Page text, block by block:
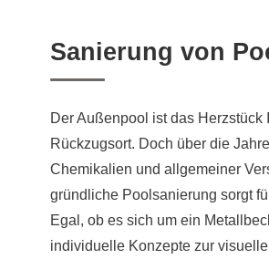
Sanierung von
Der Außenpool ist das
Rückzugsort. Doch über die
Chemikalien und allgemeiner
gründliche Poolsanierung sorgt
Egal, ob es sich um ein
individuelle Konzepte zur